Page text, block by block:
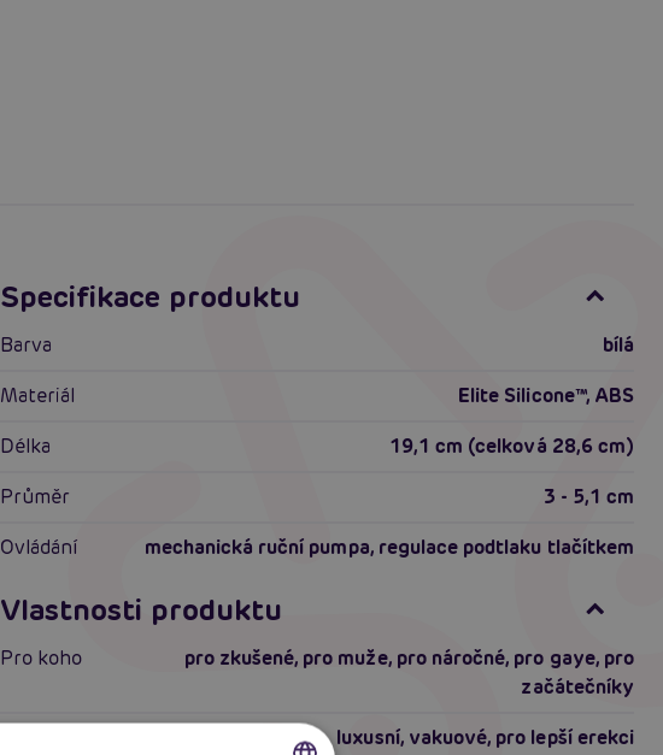
Specifikace produktu
Barva
bílá
Materiál
Elite Silicone™, ABS
Délka
19,1 cm (celková 28,6 cm)
Průměr
3 - 5,1 cm
Ovládání
mechanická ruční pumpa, regulace podtlaku tlačítkem
Vlastnosti produktu
Pro koho pro zkušené, pro muže, pro náročné, pro gaye, pro
začátečníky
luxusní, vakuové, pro lepší erekci